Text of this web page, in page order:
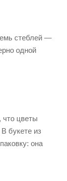
стеблей —
одной
что цветы
букете из
она